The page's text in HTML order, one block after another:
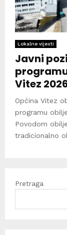
Lokalne vijesti
Javni
Vitez
Općina Vitez
programu
Povodom
tradicionalno
Pretraga